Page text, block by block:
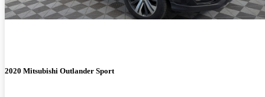
2020 Mitsubishi Outlander Sport